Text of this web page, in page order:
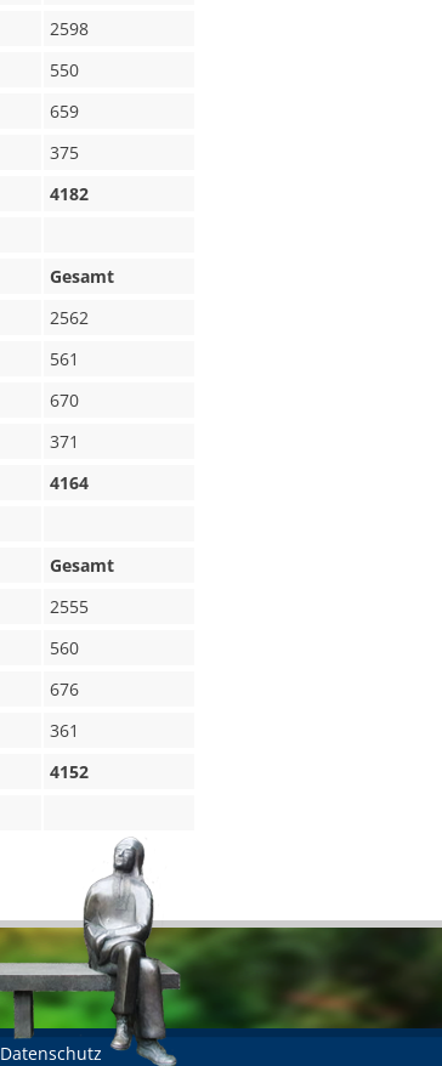
2598
550
659
375
4182
Gesamt
2562
561
670
371
4164
Gesamt
2555
560
676
361
4152
Datenschutz